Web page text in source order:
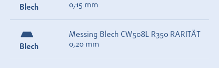
Blech
0,15 mm
Blech
Messing Blech CW508L R350 RARITÄT
0,20 mm